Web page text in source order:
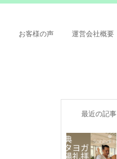
お客様の声 運営会社概要
最近の記事